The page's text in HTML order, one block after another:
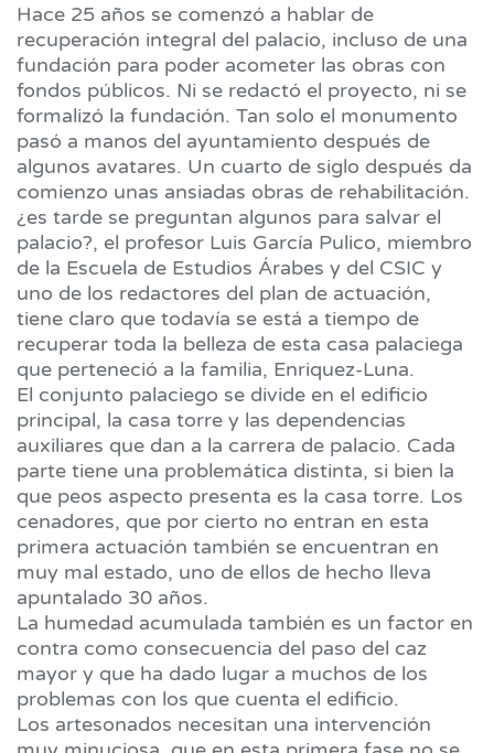
Hace 25 años se comenzó a hablar de
recuperación integral del palacio, incluso de una
fundación para poder acometer las obras con
fondos públicos. Ni se redactó el proyecto, ni se
formalizó la fundación. Tan solo el monumento
pasó a manos del ayuntamiento después de
algunos avatares. Un cuarto de siglo después da
comienzo unas ansiadas obras de rehabilitación.
¿es tarde se preguntan algunos para salvar el
palacio?, el profesor Luis García Pulico, miembro
de la Escuela de Estudios Árabes y del CSIC y
uno de los redactores del plan de actuación,
tiene claro que todavía se está a tiempo de
recuperar toda la belleza de esta casa palaciega
que perteneció a la familia, Enriquez-Luna.
El conjunto palaciego se divide en el edificio
principal, la casa torre y las dependencias
auxiliares que dan a la carrera de palacio. Cada
parte tiene una problemática distinta, si bien la
que peos aspecto presenta es la casa torre. Los
cenadores, que por cierto no entran en esta
primera actuación también se encuentran en
muy mal estado, uno de ellos de hecho lleva
apuntalado 30 años.
La humedad acumulada también es un factor en
contra como consecuencia del paso del caz
mayor y que ha dado lugar a muchos de los
problemas con los que cuenta el edificio.
Los artesonados necesitan una intervención